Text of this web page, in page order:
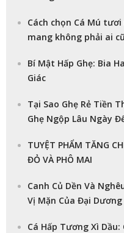
Cách chọn Cá Mú
mang không phải ai
Bí Mật Hấp Ghẹ: Bia
Giác
Tại Sao Ghẹ Rẻ Tiền
Ghẹ Ngộp Lâu Ngày
TUYỆT PHẨM TĂNG
ĐỎ VÀ PHÔ MAI
Canh Củ Dền Và
Vị Mặn Của Đại Dương
Cá Hấp Tương Xì